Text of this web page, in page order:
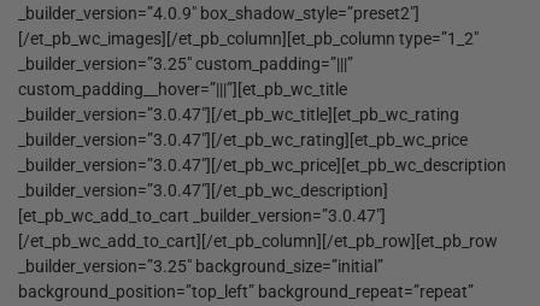
_builder_version=”4.0.9″ box_shadow_style=”preset2″]
[/et_pb_wc_images][/et_pb_column][et_pb_column type=”1_2″
_builder_version=”3.25″ custom_padding=”|||”
custom_padding__hover=”|||”][et_pb_wc_title
_builder_version=”3.0.47″][/et_pb_wc_title][et_pb_wc_rating
_builder_version=”3.0.47″][/et_pb_wc_rating][et_pb_wc_price
_builder_version=”3.0.47″][/et_pb_wc_price][et_pb_wc_description
_builder_version=”3.0.47″][/et_pb_wc_description]
[et_pb_wc_add_to_cart _builder_version=”3.0.47″]
[/et_pb_wc_add_to_cart][/et_pb_column][/et_pb_row][et_pb_row
_builder_version=”3.25″ background_size=”initial”
background_position=”top_left” background_repeat=”repeat”